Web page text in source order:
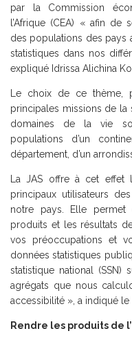
par la Commission
l’Afrique (CEA) « afin de
des populations des pays
statistiques dans nos
expliqué Idrissa Alichina
Le choix de ce thème,
principales missions de la
domaines de la vie
populations d’un
département, d’un
La JAS offre à cet effet
principaux utilisateurs
notre pays. Elle permet
produits et les résultats
vos préoccupations et
données statistiques
statistique national
agrégats que nous
accessibilité », a indiqué le
Rendre les produits de